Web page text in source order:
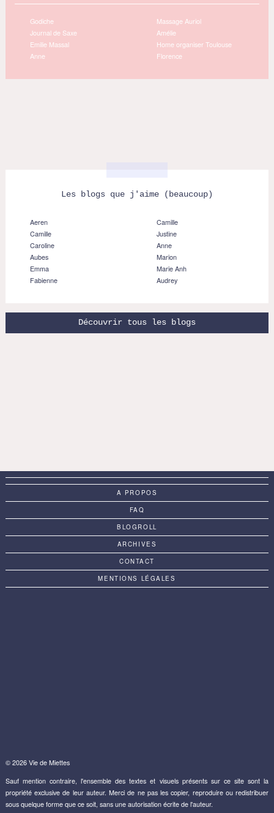
Godiche
Journal de Saxe
Emilie Massal
Anne
Massage Auriol
Amélie
Home organiser Toulouse
Florence
Les blogs que j'aime (beaucoup)
Aeren
Camille
Caroline
Aubes
Emma
Fabienne
Camille
Justine
Anne
Marion
Marie Anh
Audrey
Découvrir tous les blogs
A PROPOS
FAQ
BLOGROLL
ARCHIVES
CONTACT
MENTIONS LÉGALES
© 2026 Vie de Miettes
Sauf mention contraire, l'ensemble des textes et visuels présents sur ce site sont la
propriété exclusive de leur auteur. Merci de ne pas les copier, reproduire ou redistribuer
sous quelque forme que ce soit, sans une autorisation écrite de l'auteur.